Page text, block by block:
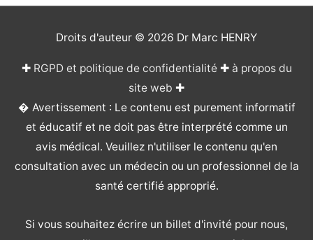
Droits d'auteur © 2026 Dr Marc HENRY
✚ RGPD et politique de confidentialité✚ à propos du
site web ✚
� Avertissement : Le contenu est purement informatif
et éducatif et ne doit pas être interprété comme un
avis médical. Veuillez n'utiliser le contenu qu'en
consultation avec un médecin ou un professionnel de la
santé certifié approprié.
Si vous souhaitez écrire un billet d'invité pour nous,